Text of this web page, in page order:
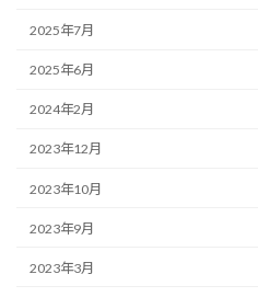
2025年7月
2025年6月
2024年2月
2023年12月
2023年10月
2023年9月
2023年3月